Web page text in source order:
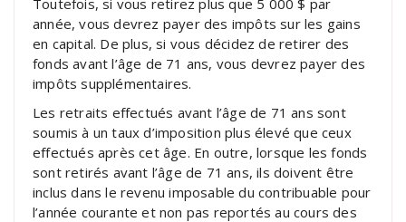
année, vous devrez payer des impôts sur les gains
en capital. De plus, si vous décidez de retirer des
fonds avant l’âge de 71 ans, vous devrez payer des
impôts supplémentaires.
Les retraits effectués avant l’âge de 71 ans sont
soumis à un taux d’imposition plus élevé que ceux
effectués après cet âge. En outre, lorsque les fonds
sont retirés avant l’âge de 71 ans, ils doivent être
inclus dans le revenu imposable du contribuable pour
l’année courante et non pas reportés au cours des